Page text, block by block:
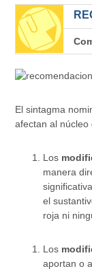
El sintagma
afectan al núcleo
Los
manera
el
roja ni
Los
aportan o